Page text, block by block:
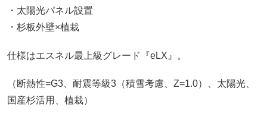
・太陽光パネル設置
・杉板外壁×植栽
仕様はエスネル最上級グレード『eLX』。
（断熱性=G3、耐震等級3（積雪考慮、Z=1.0）、太陽光、
国産杉活用、植栽）